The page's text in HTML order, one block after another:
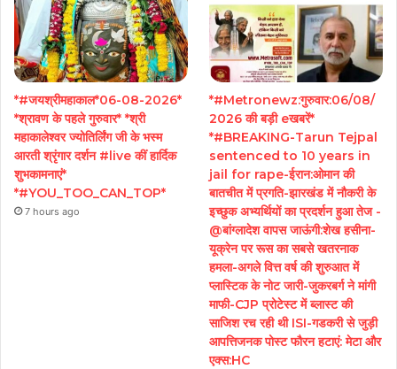
*#जयश्रीमहाकाल*06-08-2026*
*श्रावण के पहले गुरुवार* *श्री
महाकालेश्वर ज्योतिर्लिंग जी के भस्म
आरती श्रृंगार दर्शन #live कीं हार्दिक
शुभकामनाएं*
*#YOU_TOO_CAN_TOP*
7 hours ago
*#Metronewz:गुरुवार:06/08/
2026 की बड़ी eखबरें*
*#BREAKING-Tarun Tejpal
sentenced to 10 years in
jail for rape-ईरान:ओमान की
बातचीत में प्रगति-झारखंड में नौकरी के
इच्छुक अभ्यर्थियों का प्रदर्शन हुआ तेज -
@बांग्लादेश वापस जाऊंगी:शेख हसीना-
यूक्रेन पर रूस का सबसे खतरनाक
हमला-अगले वित्त वर्ष की शुरुआत में
प्लास्टिक के नोट जारी-जुकरबर्ग ने मांगी
माफी-CJP प्रोटेस्ट में ब्लास्ट की
साजिश रच रही थी ISI-गडकरी से जुड़ी
आपत्तिजनक पोस्ट फौरन हटाएं: मेटा और
एक्स:HC